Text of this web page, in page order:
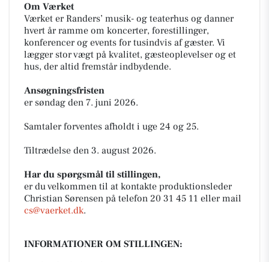
Om Værket
Værket er Randers’ musik- og teaterhus og danner
hvert år ramme om koncerter, forestillinger,
konferencer og events for tusindvis af gæster. Vi
lægger stor vægt på kvalitet, gæsteoplevelser og et
hus, der altid fremstår indbydende.
Ansøgningsfristen
er søndag den 7. juni 2026.
Samtaler forventes afholdt i uge 24 og 25.
Tiltrædelse den 3. august 2026.
Har du spørgsmål til stillingen,
er du velkommen til at kontakte produktionsleder
Christian Sørensen på telefon 20 31 45 11 eller mail
cs@vaerket.dk.
INFORMATIONER OM STILLINGEN: